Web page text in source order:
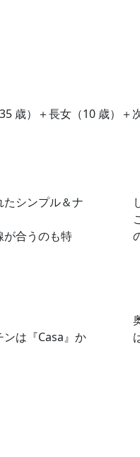
歳）＋長女（10 歳）＋
シンプル＆ナ
が合うのも特
は『Casa』か